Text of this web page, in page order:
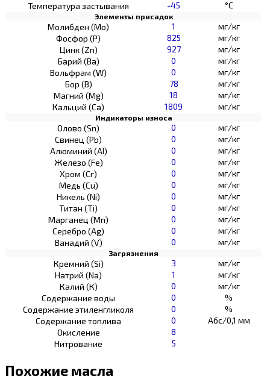
Температура застывания
-45 °C
Элементы присадок
Молибден (Мо) 1
мг/кг
Фосфор (Р)
825
мг/кг
Цинк (Zn)
927
мг/кг
Барий (Ва)
0
мг/кг
Вольфрам (W)
0
мг/кг
Бор (В)
78
мг/кг
Магний (Mg)
18
мг/кг
Кальций (Са)
1809 мг/кг
Индикаторы износа
Олово (Sn) 0
мг/кг
Свинец (Pb)
0
мг/кг
Алюминий (AI)
0
мг/кг
Железо (Fe)
0
мг/кг
Хром (Сг)
0
мг/кг
Медь (Cu)
0
мг/кг
Никель (Ni)
0
мг/кг
Титан (Ti)
0
мг/кг
Марганец (Mn)
0
мг/кг
Серебро (Ag)
0
мг/кг
Ванадий (V)
0 мг/кг
Загрязнения
Кремний (Si) 3
мг/кг
Натрий (Na)
1
мг/кг
Калий (К)
0
мг/кг
Содержание воды
0
%
Содержание этиленгликоля
0
%
Содержание топлива
0
Абс/0,1 мм
Окисление
8
Нитрование
5
Похожие масла